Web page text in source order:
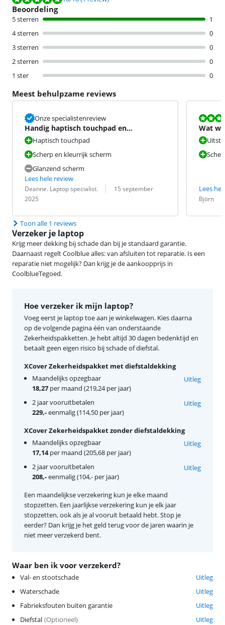
Beoordeling
5 sterren
1
4 sterren
0
3 sterren
0
2 sterren
0
1 ster
0
Meest behulpzame reviews
Onze specialistenreview
Handig haptisch touchpad en
haarscherp, levendig scherm
Haptisch touchpad
Scherp en kleurrijk scherm
Glanzend scherm
Lees hele review
Beoordeling door:
Deanne. Laptop specialist.
Datum:
15 september
2025
Wat
Lees
Björn
Datum:
Toon alle 1 reviews
Verzeker je laptop
Krijg meer dekking bij schade dan bij je standaard garantie.
Daarnaast regelt Coolblue alles: van afsluiten tot reparatie. Is een
reparatie niet mogelijk? Dan krijg je de aankoopprijs in
CoolblueTegoed.
Waar ben ik voor verzekerd?
Val- en stootschade
Uitleg
Waterschade
Uitleg
Fabrieksfouten buiten garantie
Uitleg
Diefstal (Optioneel) Uitleg
Hoe verzeker ik mijn laptop?
Voeg eerst je laptop toe aan je winkelwagen. Kies daarna
op de volgende pagina één van onderstaande
Zekerheidspakketten. Je hebt altijd 30 dagen bedenktijd en
betaalt geen eigen risico bij schade of diefstal.
XCover Zekerheidspakket met diefstaldekking
Maandelijks opzegbaar
18,27 per maand (219,24 per jaar)
Uitleg
2 jaar vooruitbetalen
229,-eenmalig (114,50 per jaar)
Uitleg
XCover Zekerheidspakket zonder diefstaldekking
Maandelijks opzegbaar
17,14per maand (205,68 per jaar)
Uitleg
2 jaar vooruitbetalen
208,-eenmalig (104,- per jaar)
Uitleg
Een maandelijkse verzekering kun je elke maand
stopzetten. Een jaarlijkse verzekering kun je elk jaar
stopzetten, ook als je al vooruit betaald hebt. Stop je
eerder? Dan krijg je het geld terug voor de jaren waarin je
niet meer verzekerd bent.